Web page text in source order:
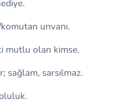
unvanı.
mutlu olan kimse.
sağlam, sarsılmaz.